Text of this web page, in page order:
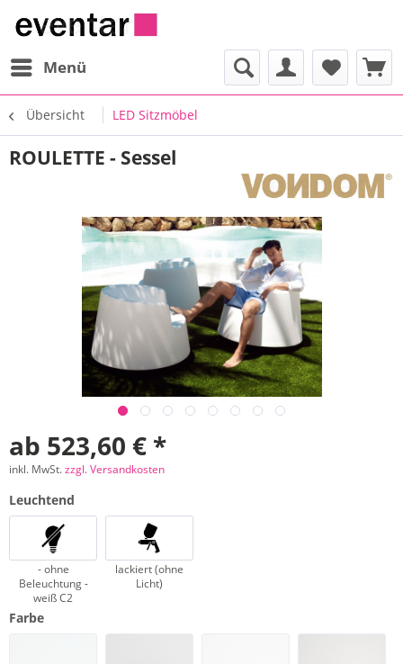
Menü
Übersicht LED Sitzmöbel
ROULETTE - Sessel
ab 523,60 € *
inkl. MwSt.zzgl. Versandkosten
Leuchtend
- ohne
Beleuchtung -
weiß C2
lackiert (ohne
Licht)
Farbe